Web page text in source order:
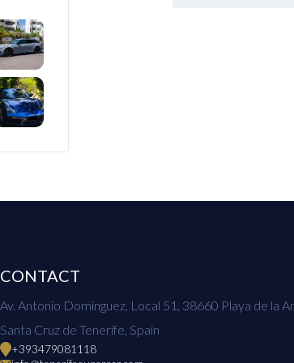
CONTACT
Av. Antonio Dominguez, Local 51, 38660 Playa de la
Santa Cruz de Tenerife, Spain
+393479081118